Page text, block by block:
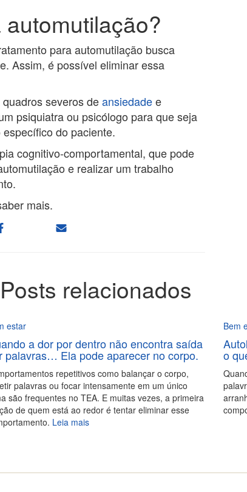
para automutilação busca
Assim, é possível eliminar essa
severos deansiedadee
psiquiatra ou psicólogo para que seja
do paciente.
cognitivo-comportamental, que pode
e realizar um trabalho
mais.
Posts relacionados
estar
a dor por dentro não encontra saída
palavras… Ela pode aparecer no corpo.
repetitivos como balançar o corpo,
palavras ou focar intensamente em um único
são frequentes no TEA. E muitas vezes, a primeira
de quem está ao redor é tentar eliminar esse
Leia mais
Bem
o